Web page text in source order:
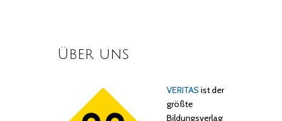
Über uns
VERITAS ist der
größte
Bildungsverlag